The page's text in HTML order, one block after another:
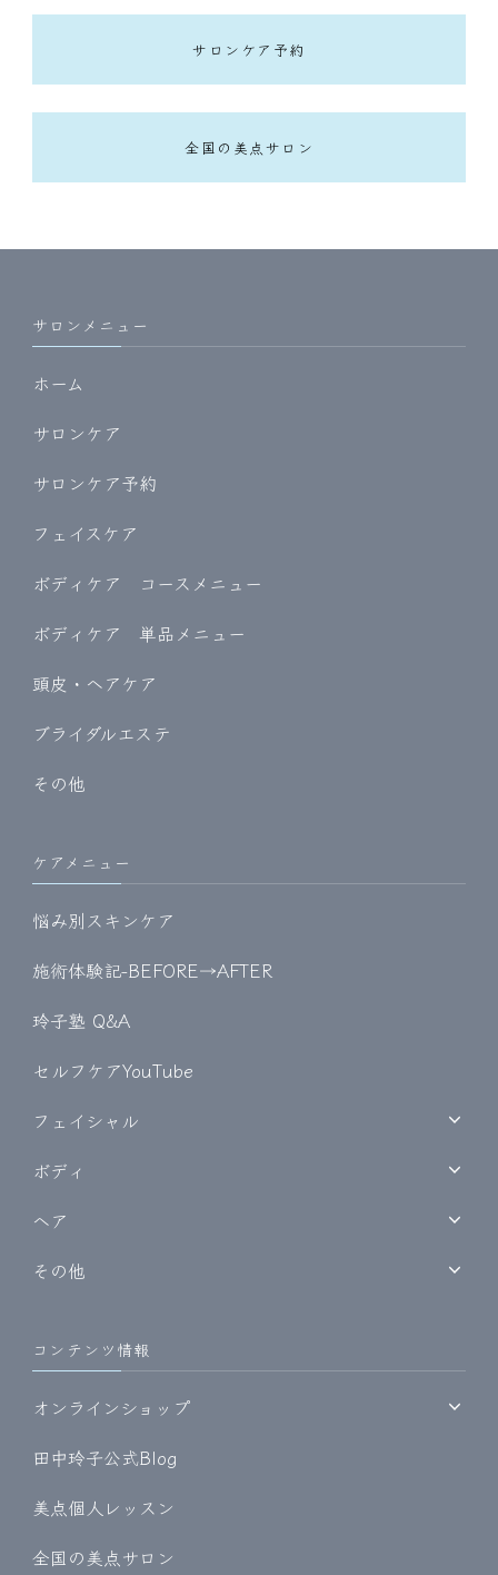
サロンケア予約
全国の美点サロン
サロンメニュー
ホーム
サロンケア
サロンケア予約
フェイスケア
ボディケア コースメニュー
ボディケア 単品メニュー
頭皮・ヘアケア
ブライダルエステ
その他
ケアメニュー
悩み別スキンケア
施術体験記-BEFORE→AFTER
玲子塾 Q&A
セルフケアYouTube
フェイシャル
ボディ
ヘア
その他
コンテンツ情報
オンラインショップ
田中玲子公式Blog
美点個人レッスン
全国の美点サロン